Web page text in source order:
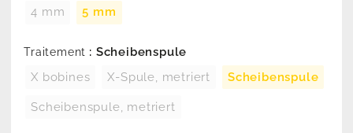
4 mm
5 mm
Traitement : Scheibenspule
X bobines
X-Spule, metriert Scheibenspule
Scheibenspule, metriert